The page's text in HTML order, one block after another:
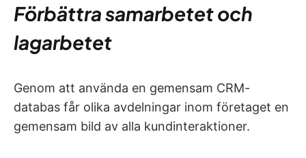
Förbättra samarbetet och
lagarbetet
Genom att använda en gemensam CRM-
databas får olika avdelningar inom företaget en
gemensam bild av alla kundinteraktioner.